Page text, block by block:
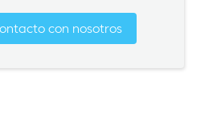
con nosotros